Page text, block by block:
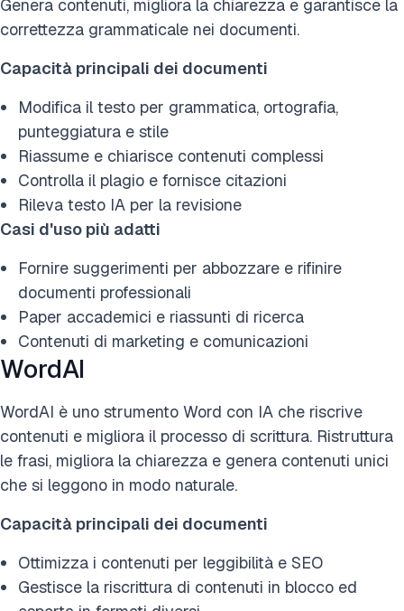
Genera contenuti, migliora la chiarezza e garantisce la
correttezza grammaticale nei documenti.
Capacità principali dei documenti
Modifica il testo per grammatica, ortografia,
punteggiatura e stile
Riassume e chiarisce contenuti complessi
Controlla il plagio e fornisce citazioni
Rileva testo IA per la revisione
Casi d'uso più adatti
Fornire suggerimenti per abbozzare e rifinire
documenti professionali
Paper accademici e riassunti di ricerca
Contenuti di marketing e comunicazioni
WordAI
WordAI è uno strumento Word con IA che riscrive
contenuti e migliora il processo di scrittura. Ristruttura
le frasi, migliora la chiarezza e genera contenuti unici
che si leggono in modo naturale.
Capacità principali dei documenti
Ottimizza i contenuti per leggibilità e SEO
Gestisce la riscrittura di contenuti in blocco ed